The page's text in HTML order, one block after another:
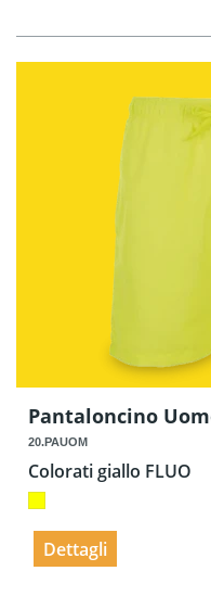
Pantaloncino
20.PAUOM
Colorati giallo FLUO
Dettagli